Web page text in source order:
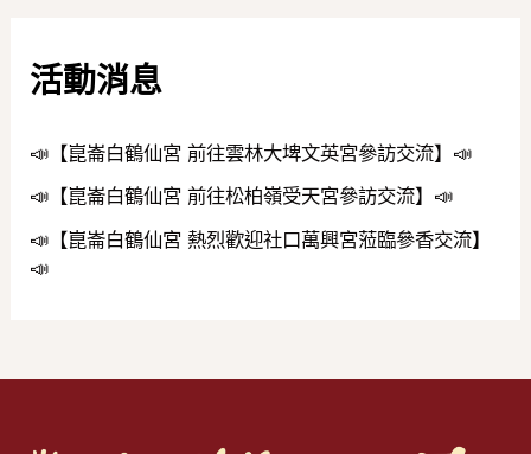
活動消息
📣【崑崙白鶴仙宮 前往雲林大埤文英宮參訪交流】📣
📣【崑崙白鶴仙宮 前往松柏嶺受天宮參訪交流】📣
📣【崑崙白鶴仙宮 熱烈歡迎社口萬興宮蒞臨參香交流】
📣